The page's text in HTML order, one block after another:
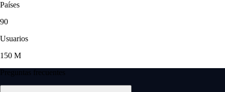
Países
90
Usuarios
150 M
Preguntas frecuentes